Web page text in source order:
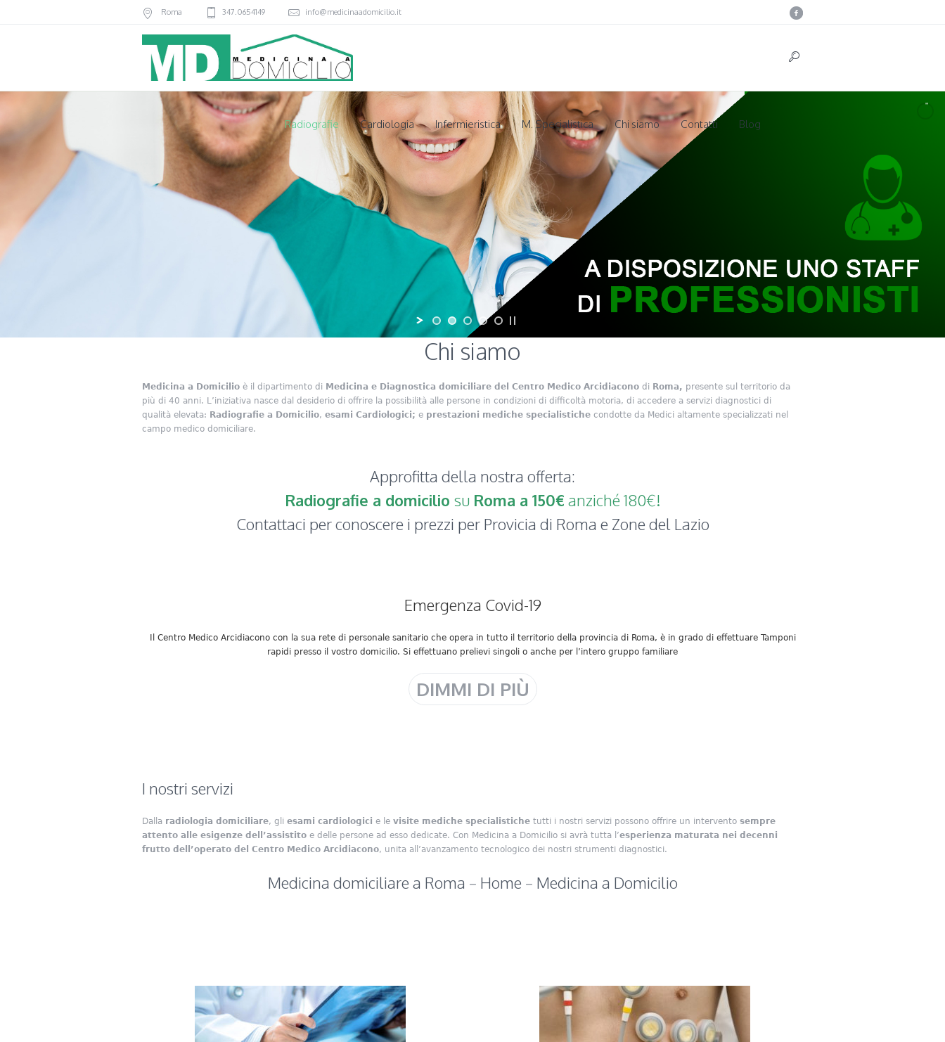
Roma 347.0654149 info@medicinaadomicilio.it
Radiografie Cardiologia Infermieristica M. Specialistica Chi siamo Contatti Blog
Chi siamo
Medicina a Domicilio è il dipartimento di Medicina e Diagnostica domiciliare del Centro Medico Arcidiacono di Roma, presente sul territorio da
più di 40 anni. L’iniziativa nasce dal desiderio di offrire la possibilità alle persone in condizioni di difficoltà motoria, di accedere a servizi diagnostici di
qualità elevata: Radiografie a Domicilio,esami Cardiologici; e prestazioni mediche specialistiche condotte da Medici altamente specializzati nel
campo medico domiciliare.
Approfitta della nostra offerta:
Radiografie a domicilio su Roma a 150€ anziché 180€!
Contattaci per conoscere i prezzi per Provicia di Roma e Zone del Lazio
Emergenza Covid-19
Il Centro Medico Arcidiacono con la sua rete di personale sanitario che opera in tutto il territorio della provincia di Roma, è in grado di effettuare Tamponi
rapidi presso il vostro domicilio. Si effettuano prelievi singoli o anche per l’intero gruppo familiare
DIMMI DI PIÙ
I nostri servizi
Dalla radiologia domiciliare, gliesami cardiologici e levisite mediche specialistiche tutti i nostri servizi possono offrire un interventosempre
attento alle esigenze dell’assistito e delle persone ad esso dedicate. Con Medicina a Domicilio si avrà tutta l’esperienza maturata nei decenni
frutto dell’operato del Centro Medico Arcidiacono, unita all’avanzamento tecnologico dei nostri strumenti diagnostici.
Medicina domiciliare a Roma – Home – Medicina a Domicilio